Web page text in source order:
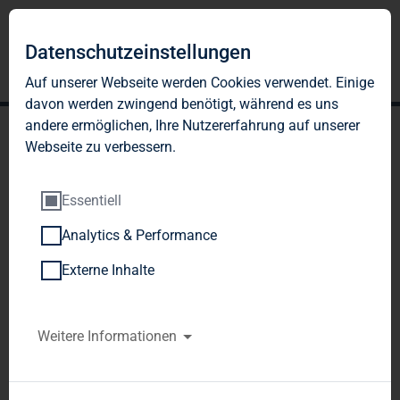
UNSERE SOZIALEN
Datenschutzeinstellungen
Auf unserer Webseite werden Cookies verwendet. Einige
davon werden zwingend benötigt, während es uns
andere ermöglichen, Ihre Nutzererfahrung auf unserer
Webseite zu verbessern.
Essentiell
Analytics & Performance
Externe Inhalte
Weitere Informationen